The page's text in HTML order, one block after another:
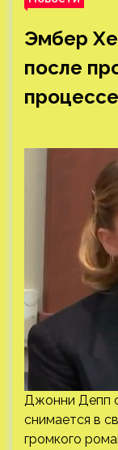
Эмбер
после
Джонни Депп
снимается в
громкого